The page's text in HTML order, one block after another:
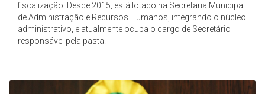
fiscalização. Desde 2015, está lotado na Secretaria Municipal
de Administração e Recursos Humanos, integrando o núcleo
administrativo, e atualmente ocupa o cargo de Secretário
responsável pela pasta.